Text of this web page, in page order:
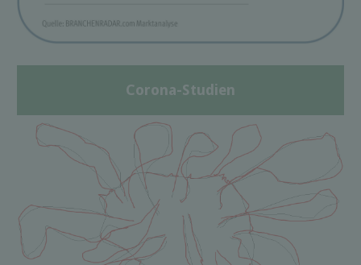
Corona-Studien